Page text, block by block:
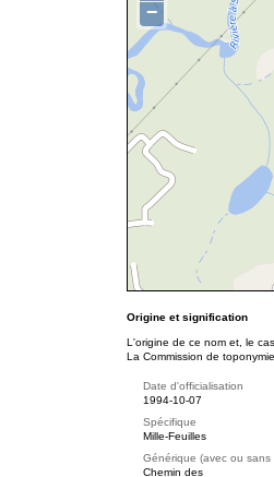
−
Origine et signification
L'origine de ce nom et, le
La Commission de
Date d'officialisation
1994-10-07
Spécifique
Mille-Feuilles
Générique (avec ou sans
Chemin des